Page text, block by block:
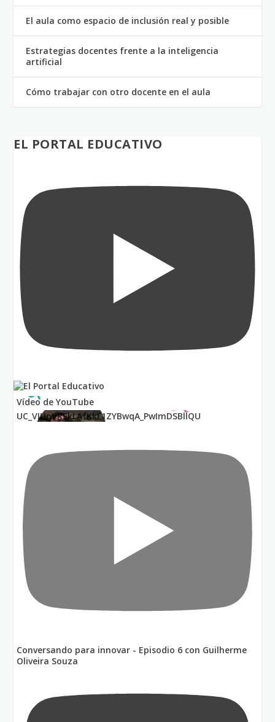
El aula como espacio de inclusión real y posible
Estrategias docentes frente a la inteligencia
artificial
Cómo trabajar con otro docente en el aula
EL PORTAL EDUCATIVO
Vídeo de YouTube
UC_VIUnVRSkLAfKkF1ZYBwqA_PwImDSBllQU
Conversando para innovar - Episodio 6 con Guilherme
Oliveira Souza